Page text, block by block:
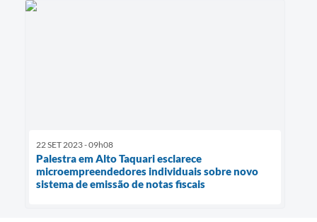
22 SET 2023 - 09h08
Palestra em Alto Taquari esclarece
microempreendedores individuais sobre novo
sistema de emissão de notas fiscais